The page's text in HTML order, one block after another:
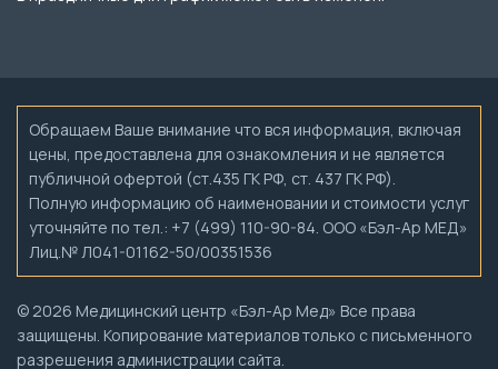
Обращаем Ваше внимание что вся информация, включая
цены, предоставлена для ознакомления и не является
публичной офертой (ст.435 ГК РФ, ст. 437 ГК РФ).
Полную информацию об наименовании и стоимости услуг
уточняйте по тел.: +7 (499) 110-90-84. ООО «Бэл-Ар МЕД»
Лиц.№ Л041-01162-50/00351536
© 2026 Медицинский центр «Бэл-Ар Мед» Все права
защищены. Копирование материалов только с письменного
разрешения администрации сайта.